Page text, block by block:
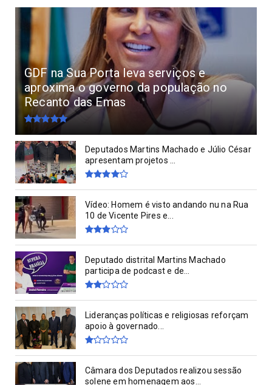
GDF na Sua Porta leva serviços e
aproxima o governo da população no
Recanto das Emas
Deputados Martins Machado e Júlio César
apresentam projetos ...
Vídeo: Homem é visto andando nu na Rua
10 de Vicente Pires e...
Deputado distrital Martins Machado
participa de podcast e de...
Lideranças políticas e religiosas reforçam
apoio à governado...
Câmara dos Deputados realizou sessão
solene em homenagem aos...